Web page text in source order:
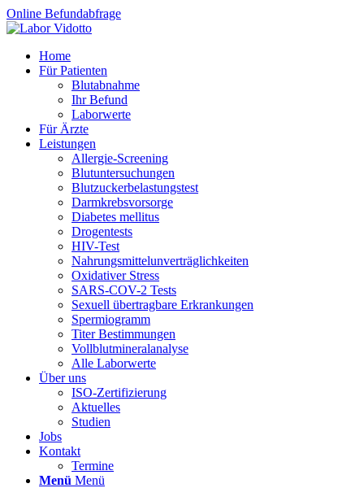
Online Befundabfrage
Home
Für Patienten
Blutabnahme
Ihr Befund
Laborwerte
Für Ärzte
Leistungen
Allergie-Screening
Blutuntersuchungen
Blutzucker­belastungstest
Darmkrebsvorsorge
Diabetes mellitus
Drogentests
HIV-Test
Nahrungsmittel­unverträglichkeiten
Oxidativer Stress
SARS-COV-2 Tests
Sexuell übertragbare Erkrankungen
Spermiogramm
Titer Bestimmungen
Vollblutmineralanalyse
Alle Laborwerte
Über uns
ISO-Zertifizierung
Aktuelles
Studien
Jobs
Kontakt
Termine
Menü Menü